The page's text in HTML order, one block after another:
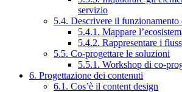
servizio
5.4. Descrivere il funzionamento
5.4.1. Mappare
5.4.2. Rappresentare i
5.5. Co-progettare le soluzioni
5.5.1. Workshop di co-
6. Progettazione dei contenuti
6.1. Cos’è il content design